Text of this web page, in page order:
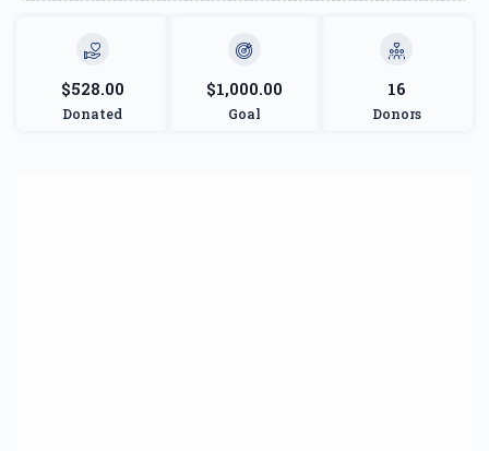
$528.00
Donated
$1,000.00
Goal
16
Donors